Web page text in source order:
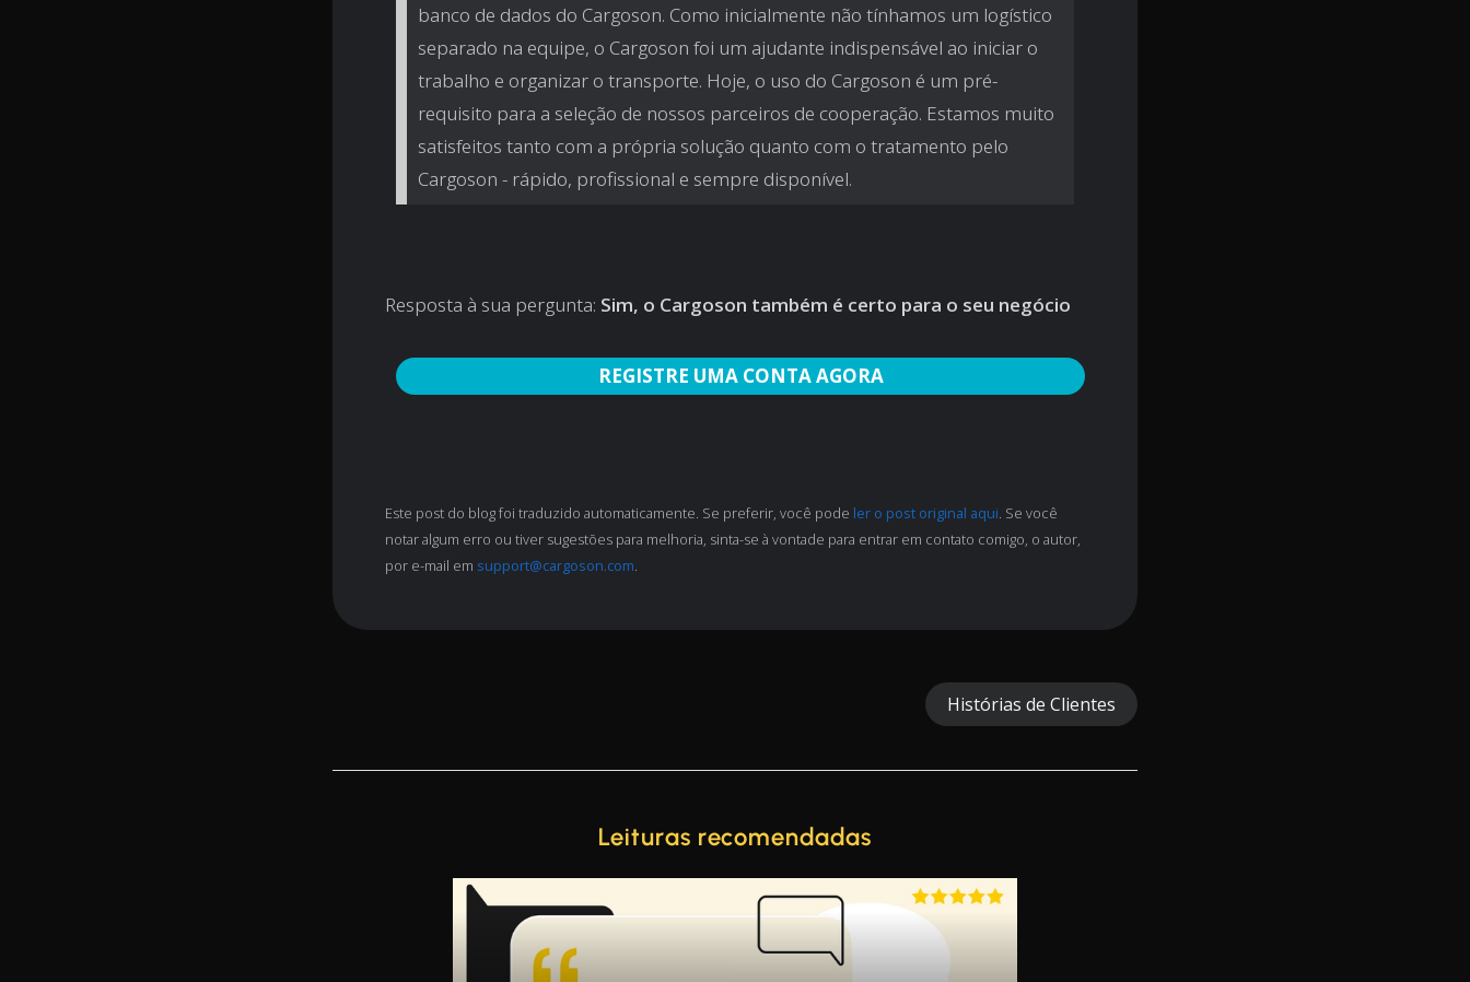
banco de dados do Cargoson. Como inicialmente não tínhamos um logístico
separado na equipe, o Cargoson foi um ajudante indispensável ao iniciar o
trabalho e organizar o transporte. Hoje, o uso do Cargoson é um pré-
requisito para a seleção de nossos parceiros de cooperação. Estamos muito
satisfeitos tanto com a própria solução quanto com o tratamento pelo
Cargoson - rápido, profissional e sempre disponível.
Resposta à sua pergunta: Sim, o Cargoson também é certo para o seu negócio
REGISTRE UMA CONTA AGORA
Este post do blog foi traduzido automaticamente. Se preferir, você pode ler o post original aqui. Se você
notar algum erro ou tiver sugestões para melhoria, sinta-se à vontade para entrar em contato comigo, o autor,
por e-mail em support@cargoson.com.
Histórias de Clientes
Leituras recomendadas